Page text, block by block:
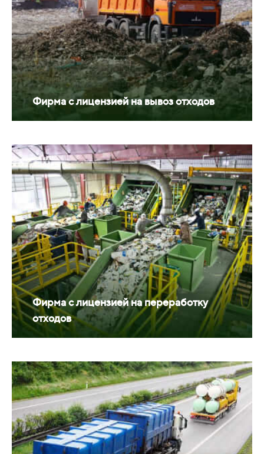
Фирма с лицензией на вывоз отходов
Фирма с лицензией на переработку
отходов